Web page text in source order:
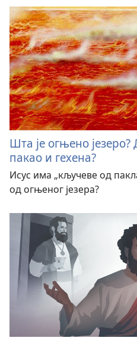
Шта је огњено
пакао и гехена?
Исус има „кључеве од
од огњеног језера?